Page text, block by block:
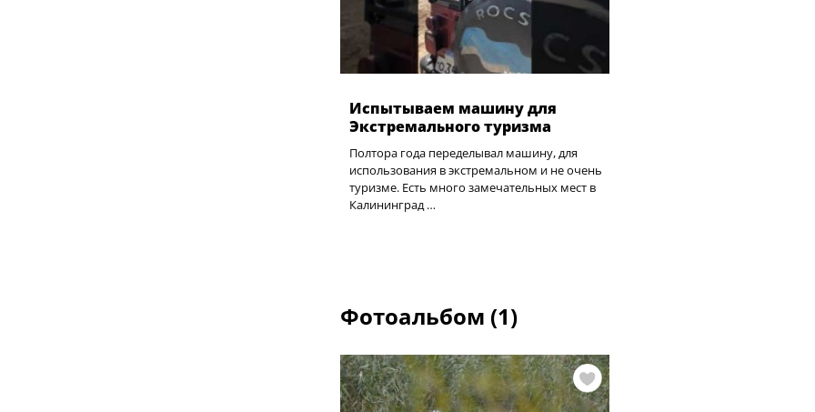
Испытываем машину для
Экстремального туризма
Полтора года переделывал машину, для
использования в экстремальном и не очень
туризме. Есть много замечательных мест в
Калининград …
Фотоальбом (1)